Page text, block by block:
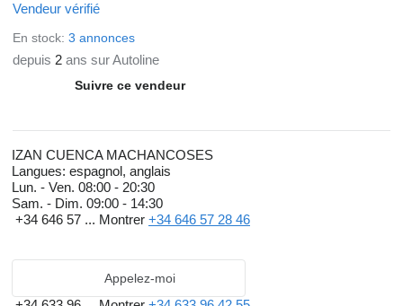
Vendeur vérifié
En stock: 3 annonces
depuis 2 ans sur Autoline
Suivre ce vendeur
IZAN CUENCA MACHANCOSES
Langues: espagnol, anglais
Lun. - Ven. 08:00 - 20:30
Sam. - Dim. 09:00 - 14:30
+34 646 57 ... Montrer +34 646 57 28 46
Appelez-moi